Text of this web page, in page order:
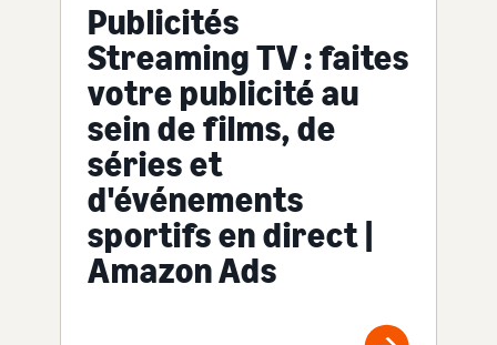
Publicités
Streaming TV : faites
votre publicité au
sein de films, de
séries et
d'événements
sportifs en direct |
Amazon Ads